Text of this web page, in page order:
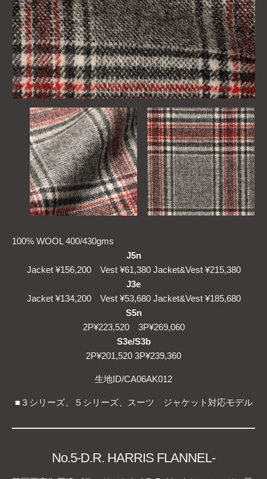
100% WOOL 400/430gms
J5n
Jacket ¥156,200 Vest ¥61,380 Jacket&Vest ¥215,380
J3e
Jacket ¥134,200 Vest ¥53,680 Jacket&Vest ¥185,680
S5n
2P¥223,520 3P¥269,060
S3e/S3b
2P¥201,520 3P¥239,360
生地ID/CA06AK012
■３シリーズ、５シリーズ、スーツ ジャケット対応モデル
No.5-D.R. HARRIS FLANNEL-